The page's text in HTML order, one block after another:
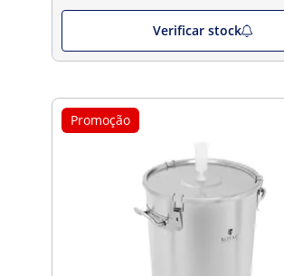
Verificar stock
Promoção